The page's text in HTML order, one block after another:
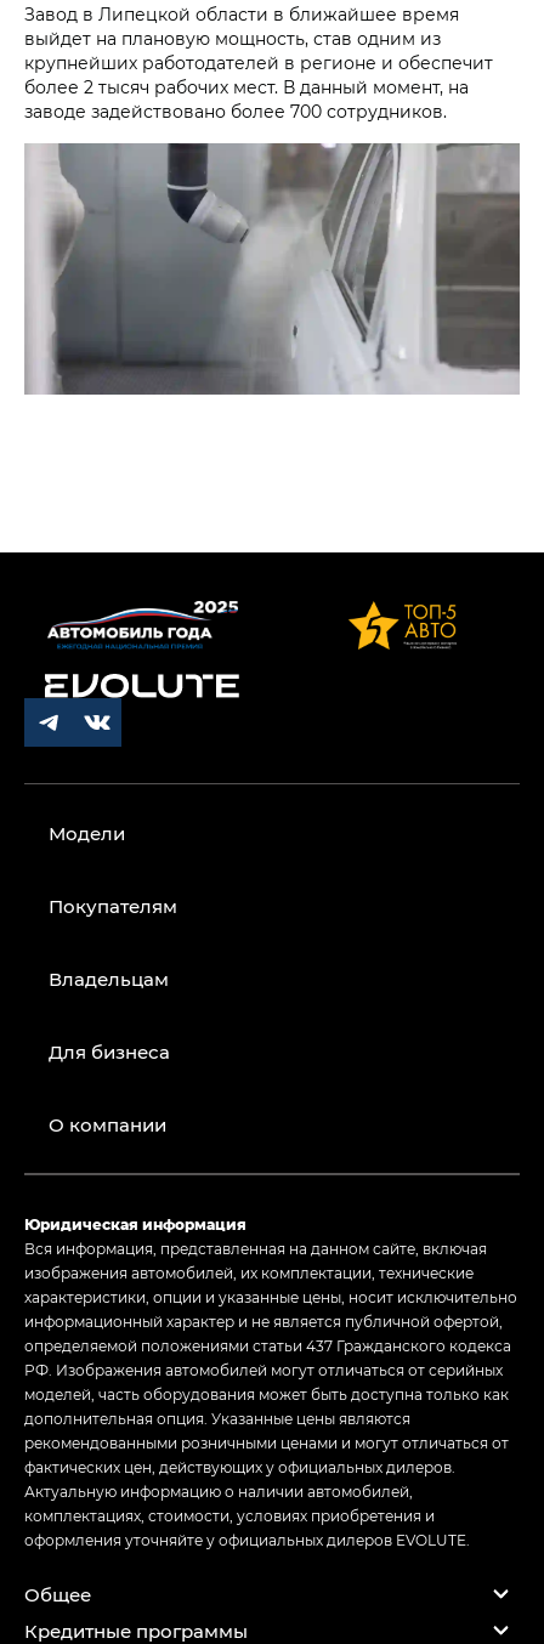
Завод в Липецкой области в ближайшее время
выйдет на плановую мощность, став одним из
крупнейших работодателей в регионе и обеспечит
более 2 тысяч рабочих мест. В данный момент, на
заводе задействовано более 700 сотрудников.
Модели
Покупателям
Владельцам
Для бизнеса
О компании
Юридическая информация
Вся информация, представленная на данном сайте, включая
изображения автомобилей, их комплектации, технические
характеристики, опции и указанные цены, носит исключительно
информационный характер и не является публичной офертой,
определяемой положениями статьи 437 Гражданского кодекса
РФ. Изображения автомобилей могут отличаться от серийных
моделей, часть оборудования может быть доступна только как
дополнительная опция. Указанные цены являются
рекомендованными розничными ценами и могут отличаться от
фактических цен, действующих у официальных дилеров.
Актуальную информацию о наличии автомобилей,
комплектациях, стоимости, условиях приобретения и
оформления уточняйте у официальных дилеров EVOLUTE.
Общее
Кредитные программы